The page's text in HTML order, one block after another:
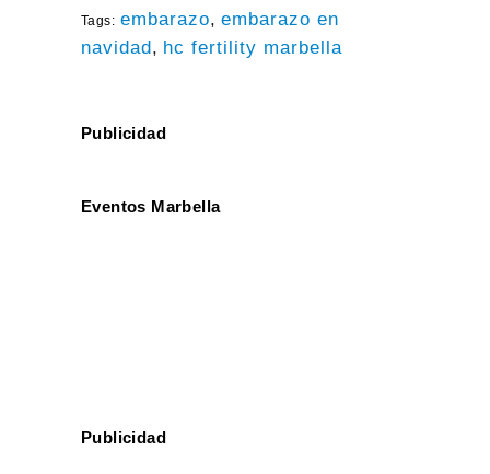
Tags: embarazo, embarazo en
navidad , hc fertility marbella
Publicidad
Eventos Marbella
Publicidad